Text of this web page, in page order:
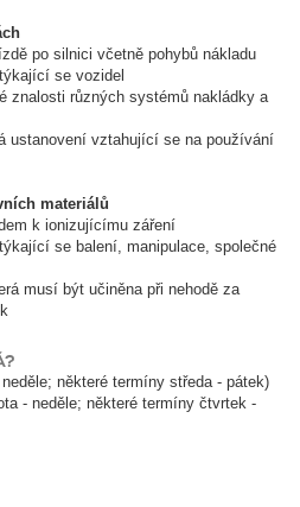
silnici včetně pohybů nákladu
se vozidel
různých systémů nakládky a
vztahující se na používání
materiálů
k ionizujícímu záření
se balení, manipulace, společné
být učiněna při nehodě za
některé termíny středa - pátek)
- neděle; některé termíny čtvrtek -